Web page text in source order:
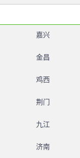
嘉兴
金昌
鸡西
荆门
九江
济南